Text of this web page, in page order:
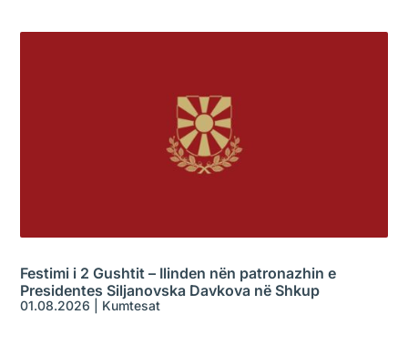
Festimi i 2 Gushtit – Ilinden nën patronazhin e
Presidentes Siljanovska Davkova në Shkup
01.08.2026 Kumtesat